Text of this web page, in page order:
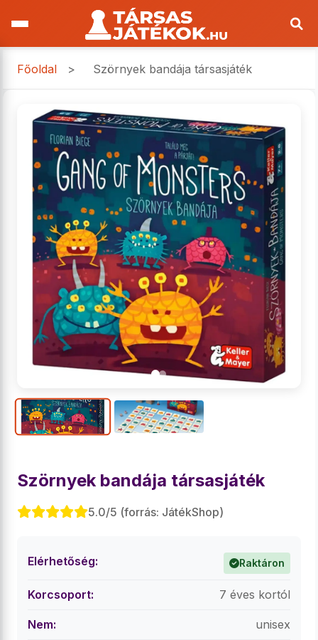
Főoldal > Szörnyek bandája társasjáték
Szörnyek bandája társasjáték
5.0/5 (forrás: JátékShop)
Elérhetőség: Raktáron
Korcsoport: 7 éves kortól
Nem: unisex